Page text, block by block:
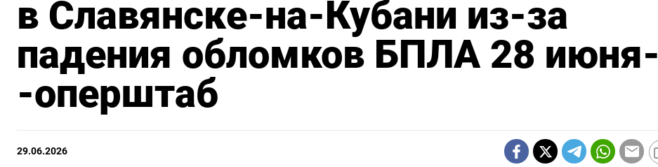
в Славянске-на-Кубани из-за
падения обломков БПЛА 28 июня-
-оперштаб
29.06.2026